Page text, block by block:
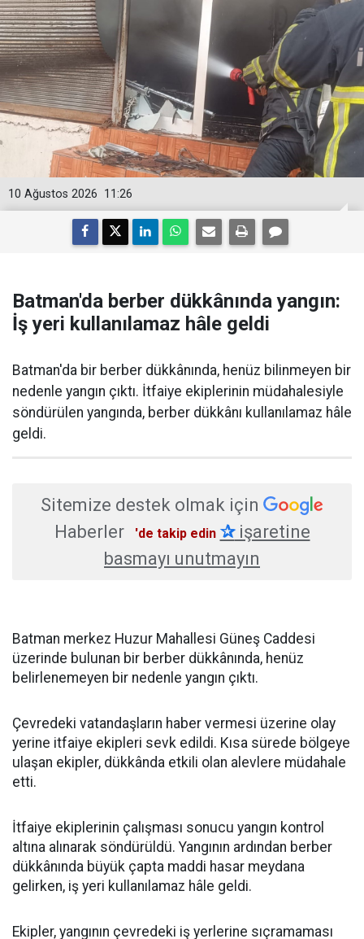
11:26
10 Ağustos 2026
Batman'da berber dükkânında yangın:
İş yeri kullanılamaz hâle geldi
Batman'da bir berber dükkânında, henüz bilinmeyen bir
nedenle yangın çıktı. İtfaiye ekiplerinin müdahalesiyle
söndürülen yangında, berber dükkânı kullanılamaz hâle
geldi.
Sitemize destek olmak için
Haberler
'de takip edin ✰işaretine
basmayı unutmayın
Batman merkez Huzur Mahallesi Güneş Caddesi
üzerinde bulunan bir berber dükkânında, henüz
belirlenemeyen bir nedenle yangın çıktı.
Çevredeki vatandaşların haber vermesi üzerine olay
yerine itfaiye ekipleri sevk edildi. Kısa sürede bölgeye
ulaşan ekipler, dükkânda etkili olan alevlere müdahale
etti.
İtfaiye ekiplerinin çalışması sonucu yangın kontrol
altına alınarak söndürüldü. Yangının ardından berber
dükkânında büyük çapta maddi hasar meydana
gelirken, iş yeri kullanılamaz hâle geldi.
Ekipler, yangının çevredeki iş yerlerine sıçramaması